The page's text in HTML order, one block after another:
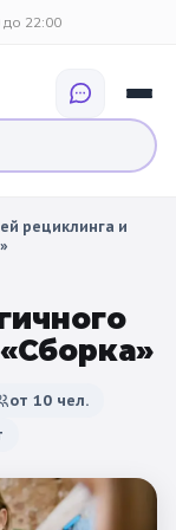
22:00
КАНИКУЛАМ
Весенние
Новогодние
Выпускные
рециклинга и
от 10 чел.